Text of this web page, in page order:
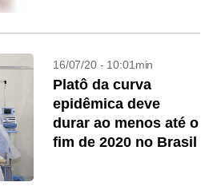
16/07/20 - 10:01min
Platô da curva
epidêmica deve
durar ao menos até o
fim de 2020 no Brasil